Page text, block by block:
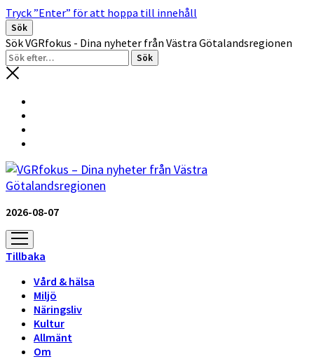
Tryck ”Enter” för att hoppa till innehåll
Sök
Sök VGRfokus - Dina nyheter från Västra Götalandsregionen
2026-08-07
öppna
meny
Tillbaka
Vård & hälsa
Miljö
Näringsliv
Kultur
Allmänt
Om